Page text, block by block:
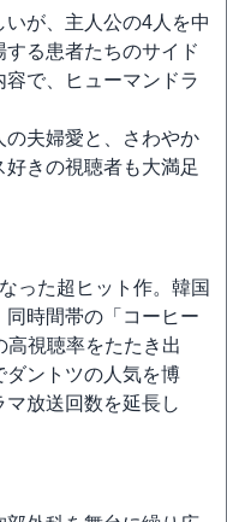
が、主人公の4人を中
る患者たちのサイド
で、ヒューマンドラ
の夫婦愛と、さわやか
きの視聴者も大満足
った超ヒット作。韓国
時間帯の「コーヒー
高視聴率をたたき出
ダントツの人気を博
放送回数を延長し